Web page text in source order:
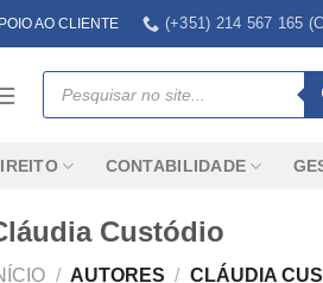
AO CLIENTE (+351) 214 567 165
Products
search
CONTABILIDADE
Custódio
/ AUTORES / CLÁUDIA